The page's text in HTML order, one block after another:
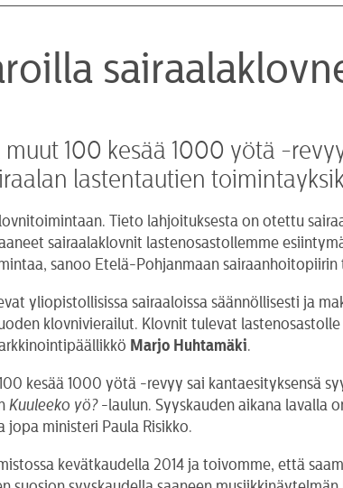
muut 100 kesää 1000 yötä -
lastentautien
Tieto lahjoituksesta on otettu
sairaalaklovnit lastenosastollemme
sanoo Etelä-Pohjanmaan
yliopistollisissa sairaaloissa säännöllisesti ja
klovnivierailut. Klovnit tulevat
Marjo Huhtamäki.
kesää 1000 yötä -revyy sai kantaesityksensä
Kuuleeko yö?-laulun. Syyskauden aikana lavalla
jopa ministeri Paula Risikko.
kevätkaudella 2014 ja toivomme, että